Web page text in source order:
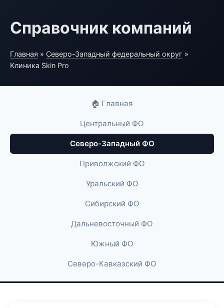
Справочник компаний
Главная » Северо-Западный федеральный округ »
Клиника Skin Pro
🏠 Главная
Центральный ФО
Северо-Западный ФО
Приволжский ФО
Уральский ФО
Сибирский ФО
Дальневосточный ФО
Южный ФО
Северо-Кавказский ФО